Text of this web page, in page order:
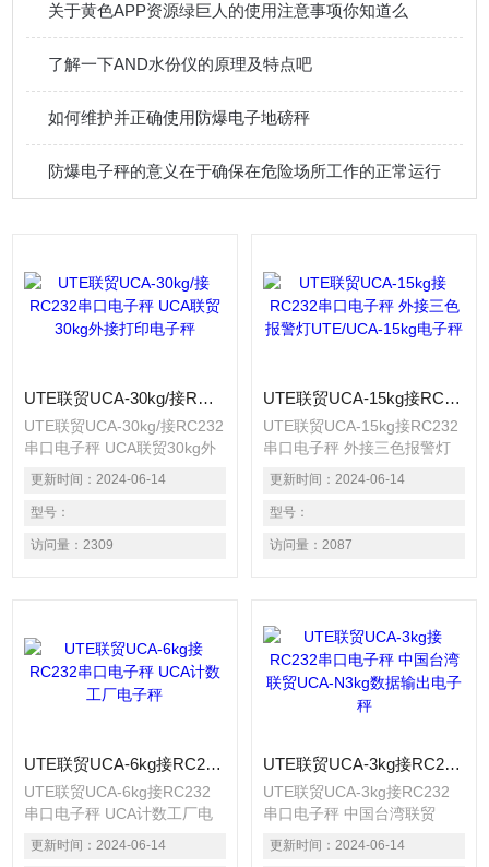
关于黄色APP资源绿巨人的使用注意事项你知道么
了解一下AND水份仪的原理及特点吧
如何维护并正确使用防爆电子地磅秤
防爆电子秤的意义在于确保在危险场所工作的正常运行
UTE联贸UCA-30kg/接RC232串口电子秤 UCA联贸30kg外接打印电子秤
UTE联贸UCA-30kg/接RC232
串口电子秤 UCA联贸30kg外
接打印电子秤 使用高精度传
感器,精度达
1/15000~1/30000. 采用大型
液晶显示,明显易读. 交直流两
用配备充电电池. 内置重量单
更新时间： 2024-06-14
型号：
访问量： 2309
UTE联贸UCA-15kg接RC232串口电子秤 外接三色报警灯UTE/UCA-15kg电子秤
UTE联贸UCA-15kg接RC232
串口电子秤 外接三色报警灯
UTE/UCA-15kg电子秤 使用
高精度传感器,精度达
1/15000~1/30000. 采用大型
液晶显示,明显易读. 交直流两
用配备充电电池. 内置重量单
功能.
更新时间： 2024-06-14
型号：
访问量： 2087
UTE联贸UCA-6kg接RC232串口电子秤 UCA计数工厂电子秤
UTE联贸UCA-6kg接RC232
串口电子秤 UCA计数工厂电
子秤 使用高精度传感器,精度
达1/15000~1/30000. 采用大
更新时间： 2024-06-14
UTE联贸UCA-3kg接RC232串口电子秤 中国台湾联贸UCA-N3kg数据输出电子秤
UTE联贸UCA-3kg接RC232
串口电子秤 中国台湾联贸
UCA-N3kg数据输出电子秤 使
用高精度传感器,精度达
更新时间： 2024-06-14